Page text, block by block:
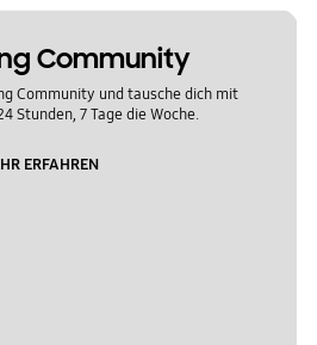
Community
Community und tausche dich mit
Stunden, 7 Tage die Woche.
ERFAHREN